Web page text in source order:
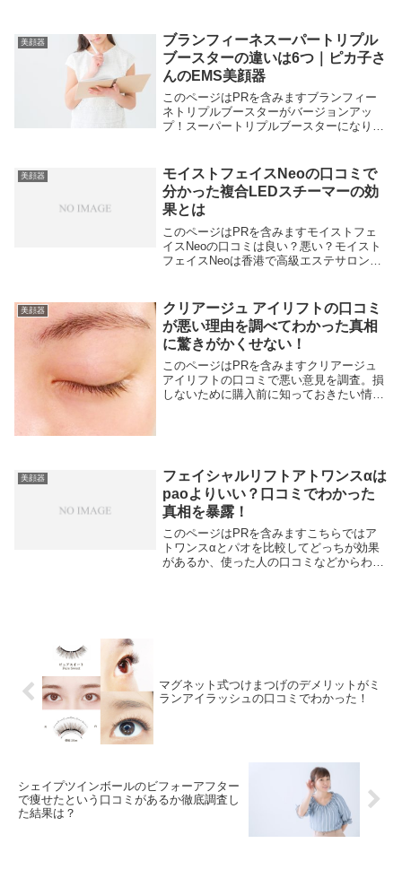
では良い口コミに偏らず、悪い口コ...
美顔器
ブランフィーネスーパートリプル
ブースターの違いは6つ｜ピカ子さ
んのEMS美顔器
このページはPRを含みますブランフィー
ネトリプルブースターがバージョンアッ
プ！スーパートリプルブースターになりま
パートリプルブースターの違い違いは6つ
あります。 な...
美顔器
モイストフェイスNeoの口コミで
分かった複合LEDスチーマーの効
果とは
このページはPRを含みますモイストフェ
イスNeoの口コミは良い？悪い？モイスト
フェイスNeoは香港で高級エステサロンと
常価格は良いお値段の本格的なスチーマ...
美顔器
クリアージュ アイリフトの口コミ
が悪い理由を調べてわかった真相
に驚きがかくせない！
このページはPRを含みますクリアージュ
アイリフトの口コミで悪い意見を調査。損
しないために購入前に知っておきたい情報
美顔器
フェイシャルリフトアトワンスαは
paoよりいい？口コミでわかった
真相を暴露！
このページはPRを含みますこちらではア
トワンスαとパオを比較してどっちが効果
があるか、使った人の口コミなどからわか
マグネット式つけまつげのデメリットがミ
ランアイラッシュの口コミでわかった！
シェイプツインボールのビフォーアフター
で痩せたという口コミがあるか徹底調査し
た結果は？